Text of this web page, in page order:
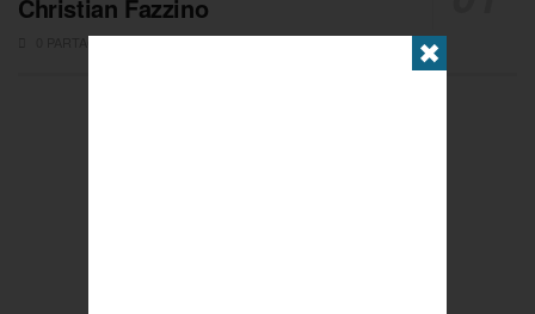
Christian Fazzino
0 PARTAGES ✖